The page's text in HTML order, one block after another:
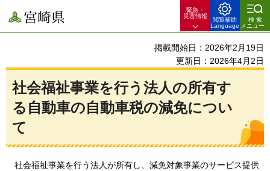
宮崎県
緊急・
災害情報
閲覧補助
Language
検索
メニュー
掲載開始日：2026年2月19日
更新日：2026年4月2日
社会福祉事業を行う法人の所有す
る自動車の自動車税の減免につい
て
社会福祉事業を行う法人が所有し、減免対象事業のサービス提供